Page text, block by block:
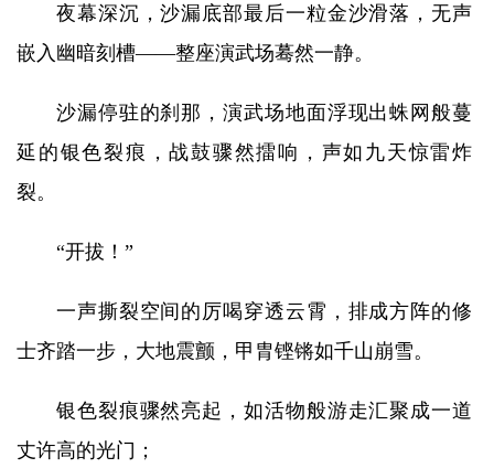
夜幕深沉，沙漏底部最后一粒金沙滑落，无声
嵌入幽暗刻槽——整座演武场蓦然一静。
沙漏停驻的刹那，演武场地面浮现出蛛网般蔓
延的银色裂痕，战鼓骤然擂响，声如九天惊雷炸
裂。
“开拔！”
一声撕裂空间的厉喝穿透云霄，排成方阵的修
士齐踏一步，大地震颤，甲胄铿锵如千山崩雪。
银色裂痕骤然亮起，如活物般游走汇聚成一道
丈许高的光门；